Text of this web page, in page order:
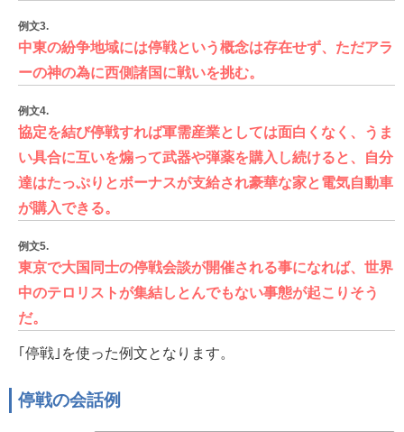
例文3.
中東の紛争地域には停戦という概念は存在せず、ただアラ
ーの神の為に西側諸国に戦いを挑む。
例文4.
協定を結び停戦すれば軍需産業としては面白くなく、うま
い具合に互いを煽って武器や弾薬を購入し続けると、自分
達はたっぷりとボーナスが支給され豪華な家と電気自動車
が購入できる。
例文5.
東京で大国同士の停戦会談が開催される事になれば、世界
中のテロリストが集結しとんでもない事態が起こりそう
だ。
｢停戦｣を使った例文となります。
停戦の会話例